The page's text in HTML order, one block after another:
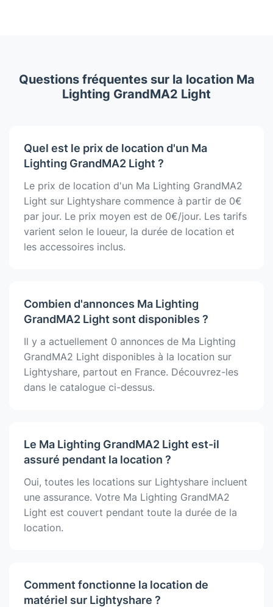
Questions fréquentes sur la location Ma
Lighting GrandMA2 Light
Quel est le prix de location d'un Ma
Lighting GrandMA2 Light ?
Le prix de location d'un Ma Lighting GrandMA2
Light sur Lightyshare commence à partir de 0€
par jour. Le prix moyen est de 0€/jour. Les tarifs
varient selon le loueur, la durée de location et
les accessoires inclus.
Combien d'annonces Ma Lighting
GrandMA2 Light sont disponibles ?
Il y a actuellement 0 annonces de Ma Lighting
GrandMA2 Light disponibles à la location sur
Lightyshare, partout en France. Découvrez-les
dans le catalogue ci-dessus.
Le Ma Lighting GrandMA2 Light est-il
assuré pendant la location ?
Oui, toutes les locations sur Lightyshare incluent
une assurance. Votre Ma Lighting GrandMA2
Light est couvert pendant toute la durée de la
location.
Comment fonctionne la location de
matériel sur Lightyshare ?